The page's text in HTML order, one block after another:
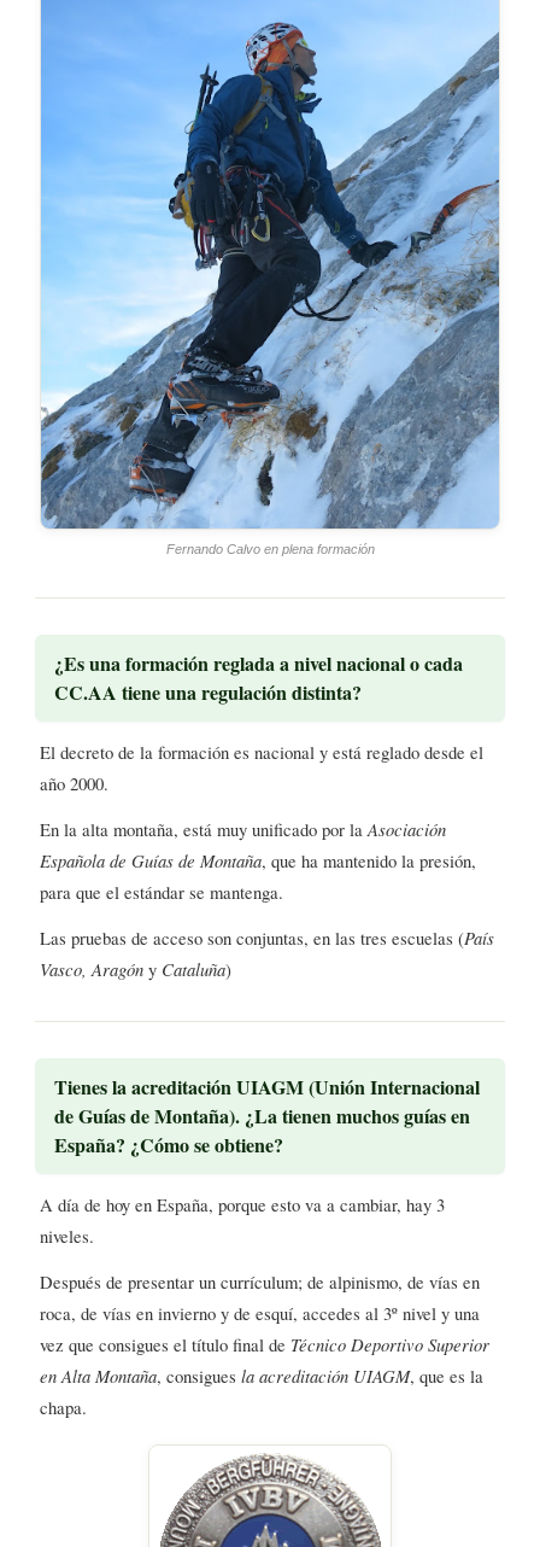
Fernando Calvo en plena formación
¿Es una formación reglada a nivel nacional o cada
CC.AA tiene una regulación distinta?
El decreto de la formación es nacional y está reglado desde el
año 2000.
En la alta montaña, está muy unificado por la Asociación
Española de Guías de Montaña, que ha mantenido la presión,
para que el estándar se mantenga.
Las pruebas de acceso son conjuntas, en las tres escuelas (País
Vasco, Aragón y Cataluña)
Tienes la acreditación UIAGM (Unión Internacional
de Guías de Montaña). ¿La tienen muchos guías en
España? ¿Cómo se obtiene?
A día de hoy en España, porque esto va a cambiar, hay 3
niveles.
Después de presentar un currículum; de alpinismo, de vías en
roca, de vías en invierno y de esquí, accedes al 3º nivel y una
vez que consigues el título final de Técnico Deportivo Superior
en Alta Montaña, consigues la acreditación UIAGM, que es la
chapa.